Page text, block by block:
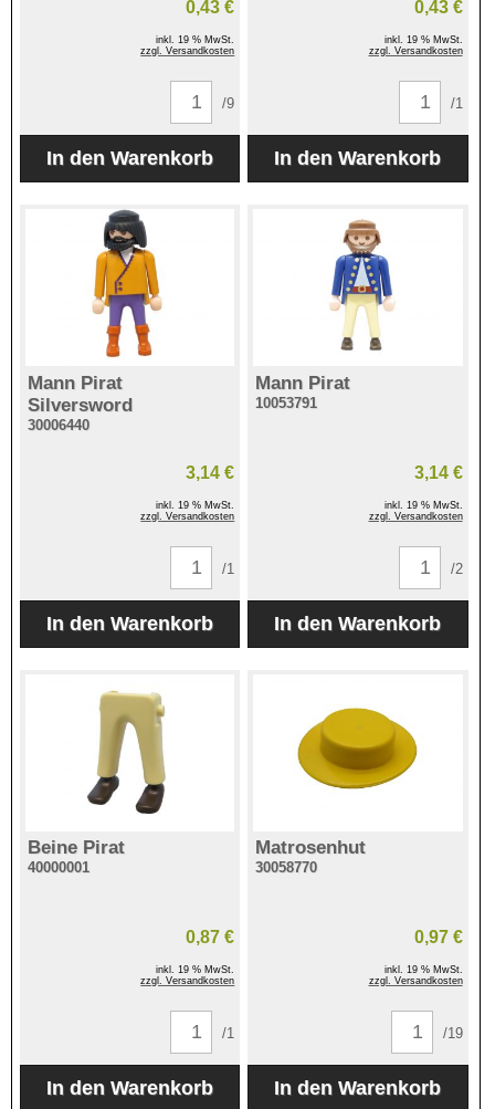
0,43 €
inkl. 19 % MwSt.
zzgl. Versandkosten
/9
0,43 €
inkl. 19 % MwSt.
zzgl. Versandkosten
/1
Mann Pirat
Silversword
30006440
3,14 €
inkl. 19 % MwSt.
zzgl. Versandkosten
/1
Mann Pirat
10053791
3,14 €
inkl. 19 % MwSt.
zzgl. Versandkosten
/2
Beine Pirat
40000001
0,87 €
inkl. 19 % MwSt.
zzgl. Versandkosten
/1
Matrosenhut
30058770
0,97 €
inkl. 19 % MwSt.
zzgl. Versandkosten
/19